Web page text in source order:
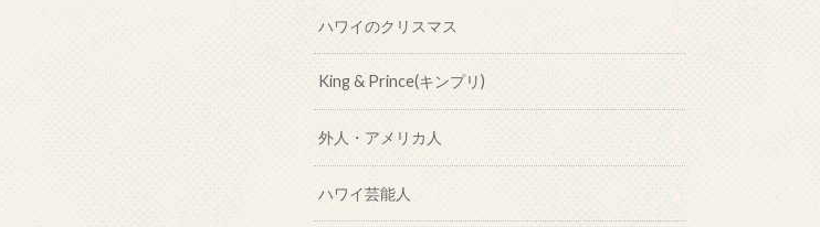
ハワイのクリスマス
King & Prince(キンプリ)
外人・アメリカ人
ハワイ芸能人